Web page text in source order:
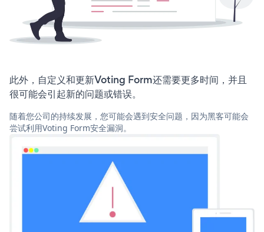
此外，自定义和更新Voting Form还需要更多时间，并且
很可能会引起新的问题或错误。
随着您公司的持续发展，您可能会遇到安全问题，因为黑客可能会
尝试利用Voting Form安全漏洞。